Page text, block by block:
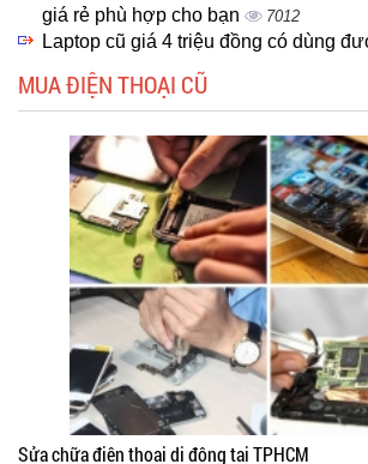
giá rẻ phù hợp cho bạn
7012
Laptop cũ giá 4 triệu đồng có dùng
MUA ĐIỆN THOẠI CŨ
Sửa chữa điện thoại di động tại TPHCM